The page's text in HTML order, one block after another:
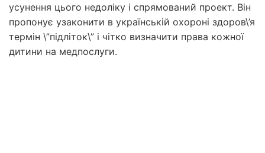
усунення цього недоліку і спрямований проект. Він
пропонує узаконити в українській охороні здоров\’я
термін \”підліток\” і чітко визначити права кожної
дитини на медпослуги.